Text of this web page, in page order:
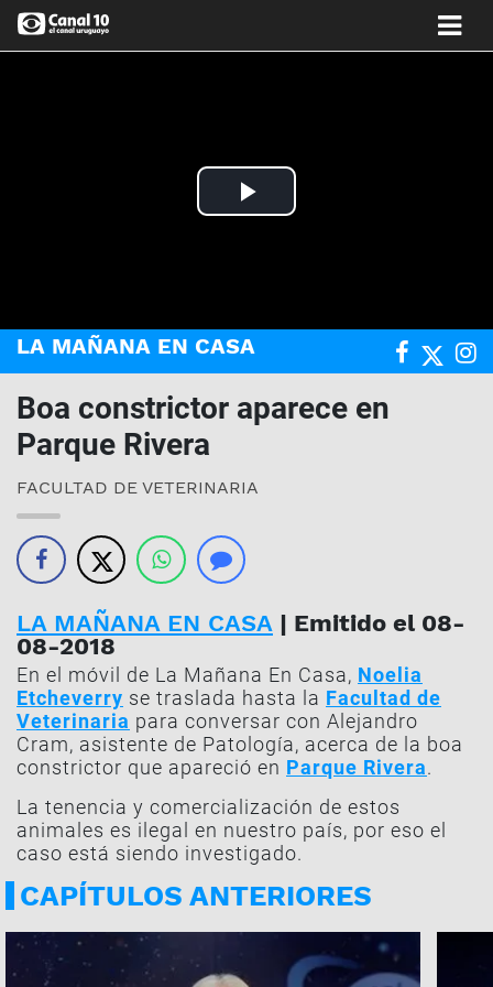
Play
LA MAÑANA EN CASA
Boa constrictor aparece en
Parque Rivera
FACULTAD DE VETERINARIA
LA MAÑANA EN CASA | Emitido el 08-
08-2018
En el móvil de La Mañana En Casa, Noelia
Etcheverry se traslada hasta la Facultad de
Veterinaria para conversar con Alejandro
Cram, asistente de Patología, acerca de la boa
constrictor que apareció en Parque Rivera.
La tenencia y comercialización de estos
animales es ilegal en nuestro país, por eso el
caso está siendo investigado.
CAPÍTULOS ANTERIORES